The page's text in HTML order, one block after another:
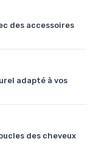
des accessoires
adapté à vos
des cheveux